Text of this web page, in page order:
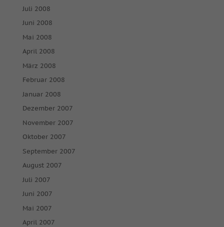
Juli 2008
Juni 2008
Mai 2008
April 2008
März 2008
Februar 2008
Januar 2008
Dezember 2007
November 2007
Oktober 2007
September 2007
August 2007
Juli 2007
Juni 2007
Mai 2007
April 2007